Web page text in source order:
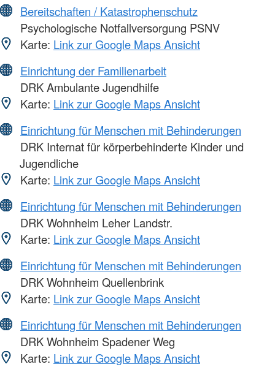
Bereitschaften / Katastrophenschutz
Psychologische Notfallversorgung PSNV
Karte: Link zur Google Maps Ansicht
Einrichtung der Familienarbeit
DRK Ambulante Jugendhilfe
Karte: Link zur Google Maps Ansicht
Einrichtung für Menschen mit Behinderungen
DRK Internat für körperbehinderte Kinder und
Jugendliche
Karte: Link zur Google Maps Ansicht
Einrichtung für Menschen mit Behinderungen
DRK Wohnheim Leher Landstr.
Karte: Link zur Google Maps Ansicht
Einrichtung für Menschen mit Behinderungen
DRK Wohnheim Quellenbrink
Karte: Link zur Google Maps Ansicht
Einrichtung für Menschen mit Behinderungen
DRK Wohnheim Spadener Weg
Karte: Link zur Google Maps Ansicht